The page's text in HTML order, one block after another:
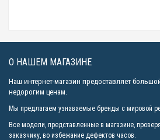
О НАШЕМ МАГАЗИНЕ
Наш интернет-магазин предоставляет
недорогим ценам.
Мы предлагаем узнаваемые бренды с мировой
Все модели, представленные в магазине,
заказчику, во избежание дефектов часов.